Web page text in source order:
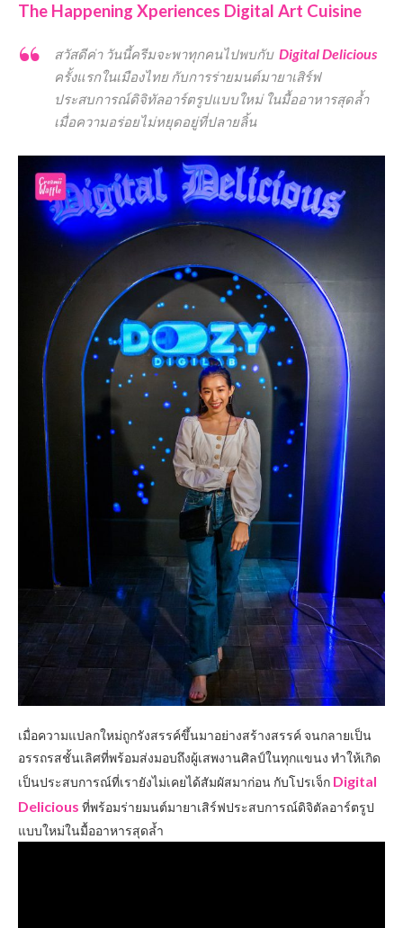
The Happening Xperiences Digital Art Cuisine
สวัสดีค่า วันนี้ครีมจะพาทุกคนไปพบกับ Digital Delicious
ครั้งแรกในเมืองไทย กับการร่ายมนต์มายาเสิร์ฟ
ประสบการณ์ดิจิทัลอาร์ตรูปแบบใหม่ ในมื้ออาหารสุดล้ำ
เมื่อความอร่อยไม่หยุดอยู่ที่ปลายลิ้น
เมื่อความแปลกใหม่ถูกรังสรรค์ขึ้นมาอย่างสร้างสรรค์ จนกลายเป็น
อรรถรสชั้นเลิศที่พร้อมส่งมอบถึงผู้เสพงานศิลป์ในทุกแขนง ทำให้เกิด
เป็นประสบการณ์ที่เรายังไม่เคยได้สัมผัสมาก่อน กับโปรเจ็ก Digital
Delicious ที่พร้อมร่ายมนต์มายาเสิร์ฟประสบการณ์ดิจิตัลอาร์ตรูป
แบบใหม่ในมื้ออาหารสุดล้ำ